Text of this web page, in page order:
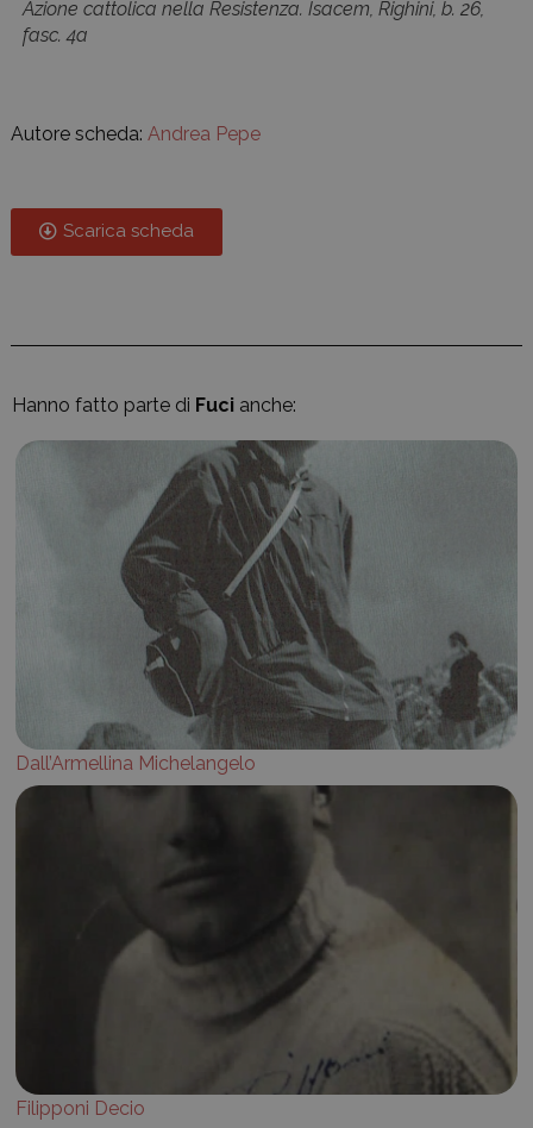
Azione cattolica nella Resistenza. Isacem, Righini, b. 26,
fasc. 4a
Autore scheda: Andrea Pepe
Scarica scheda
Hanno fatto parte di Fuci anche:
Dall’Armellina Michelangelo
Filipponi Decio